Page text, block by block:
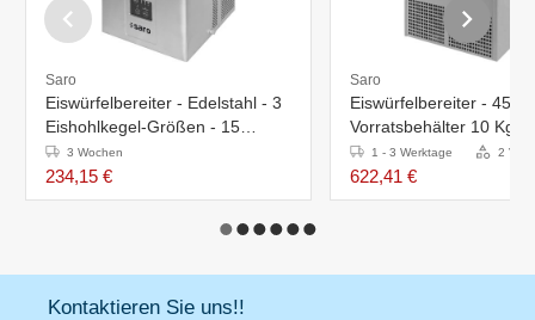
Saro
Eiswürfelbereiter - Edelstahl - 3
Eishohlkegel-Größen - 15
kg/24St
3 Wochen
234,15 €
Saro
Eiswürfelbereiter -
Vorratsbehälter 10 Kg
1 - 3 Werktage 2
622,41 €
Kontaktieren Sie uns!!